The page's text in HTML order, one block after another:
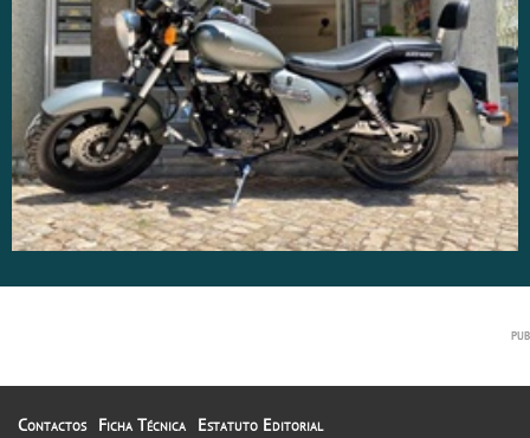
Contactos Ficha Técnica Estatuto Editorial